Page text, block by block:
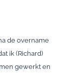
de overname
ik (Richard)
gewerkt en